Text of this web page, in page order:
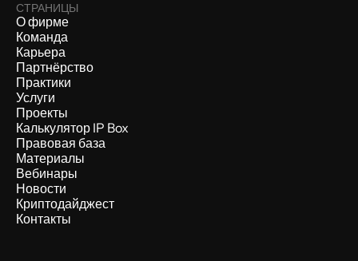
СТРАНИЦЫ
О фирме
Команда
Карьера
Партнёрство
Практики
Услуги
Проекты
Калькулятор IP Box
Правовая база
Материалы
Вебинары
Новости
Криптодайджест
Контакты